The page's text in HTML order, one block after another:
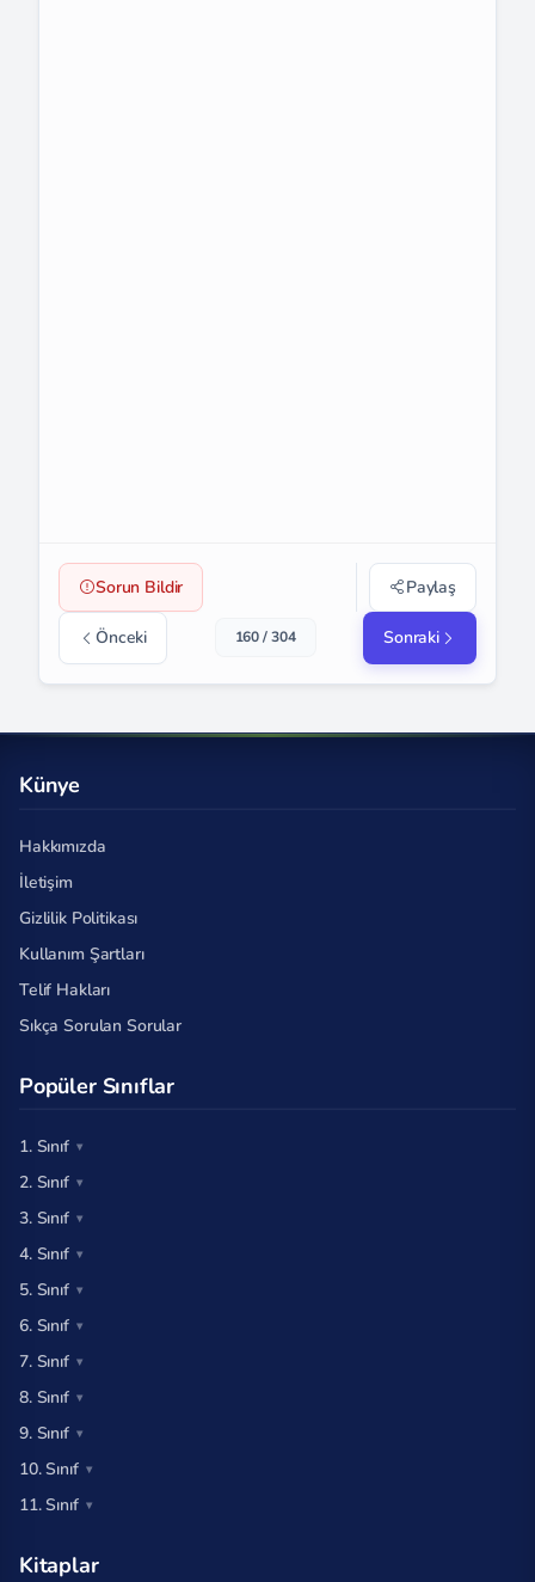
Sorun Bildir Paylaş
Önceki 160 / 304 Sonraki
Künye
Hakkımızda
İletişim
Gizlilik Politikası
Kullanım Şartları
Telif Hakları
Sıkça Sorulan Sorular
Popüler Sınıflar
1. Sınıf
2. Sınıf
3. Sınıf
4. Sınıf
5. Sınıf
6. Sınıf
7. Sınıf
8. Sınıf
9. Sınıf
10. Sınıf
11. Sınıf
Kitaplar